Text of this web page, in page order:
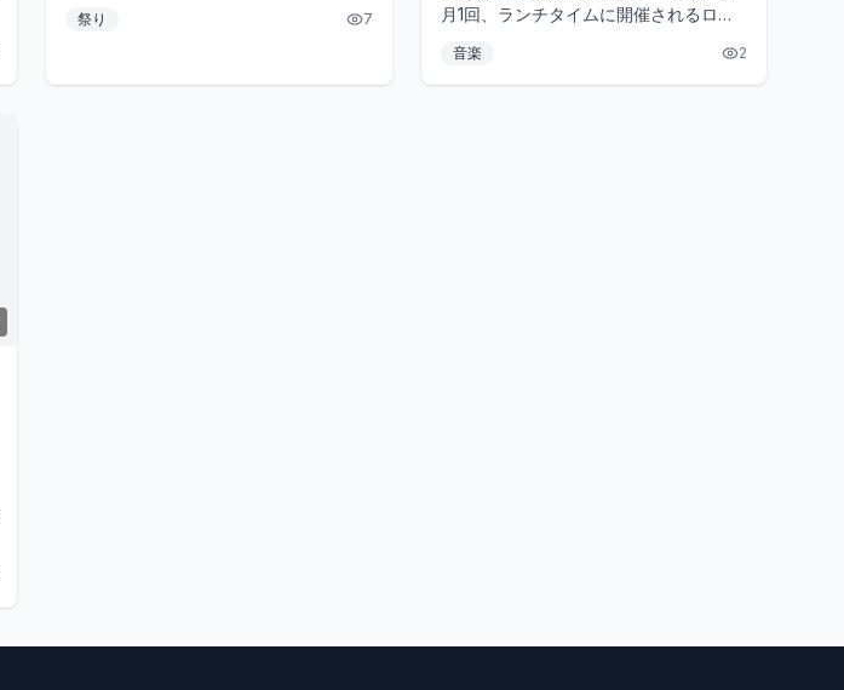
プニングでは、マシコタツ...
祭り 7
月1回、ランチタイムに開催されるロビ
太鼓グループ「里美太鼓」が出演...
音楽 2